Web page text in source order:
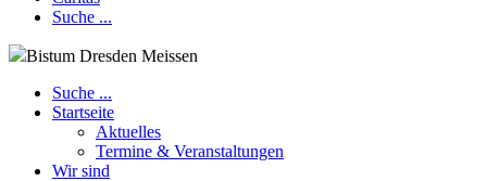
Suche ...
Bistum Dresden Meissen
Suche ...
Startseite
Aktuelles
Termine & Veranstaltungen
Wir sind